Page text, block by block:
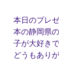
本日のプレ
本の静岡県
子が大好き
どうもあり